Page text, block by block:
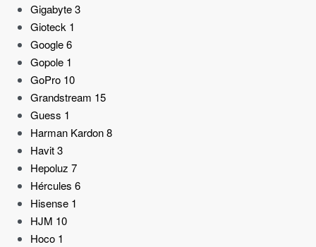
Gigabyte3
Gioteck 1
Google6
Gopole 1
GoPro 10
Grandstream 15
Guess 1
Harman Kardon8
Havit3
Hepoluz 7
Hércules 6
Hisense 1
HJM 10
Hoco 1